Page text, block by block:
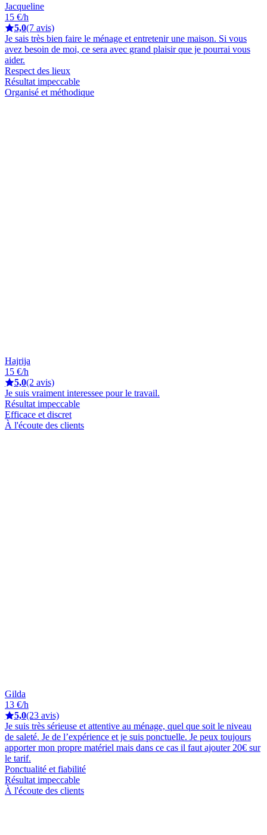
Jacqueline
15 €/h
5,0(7 avis)
Je sais très bien faire le ménage et entretenir une maison. Si vous
avez besoin de moi, ce sera avec grand plaisir que je pourrai vous
aider.
Respect des lieux
Résultat impeccable
Organisé et méthodique
Hajrija
15 €/h
5,0(2 avis)
Je suis vraiment interessee pour le travail.
Résultat impeccable
Efficace et discret
À l'écoute des clients
Gilda
13 €/h
5,0(23 avis)
Je suis très sérieuse et attentive au ménage, quel que soit le niveau
de saleté. Je de l’expérience et je suis ponctuelle. Je peux toujours
apporter mon propre matériel mais dans ce cas il faut ajouter 20€ sur
le tarif.
Ponctualité et fiabilité
Résultat impeccable
À l'écoute des clients